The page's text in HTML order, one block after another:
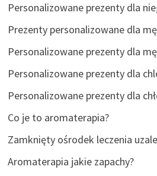
Personalizowane prezenty dla
Prezenty personalizowane dla
Personalizowane prezenty dla
Personalizowane prezenty dla
Personalizowane prezenty dla
Co je to aromaterapia?
Zamknięty ośrodek leczenia
Aromaterapia jakie zapachy?